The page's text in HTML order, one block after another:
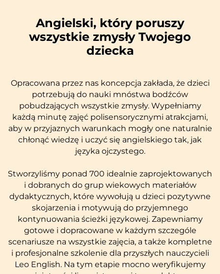
Angielski, który poruszy
wszystkie zmysły Twojego
dziecka
Opracowana przez nas koncepcja zakłada, że dzieci
potrzebują do nauki mnóstwa bodźców
pobudzających wszystkie zmysły. Wypełniamy
każdą minutę zajęć polisensorycznymi atrakcjami,
aby w przyjaznych warunkach mogły one naturalnie
chłonąć wiedzę i uczyć się angielskiego tak, jak
języka ojczystego.
Stworzyliśmy ponad 700 idealnie zaprojektowanych
i dobranych do grup wiekowych materiałów
dydaktycznych, które wywołują u dzieci pozytywne
skojarzenia i motywują do przyjemnego
kontynuowania ścieżki językowej. Zapewniamy
gotowe i dopracowane w każdym szczególe
scenariusze na wszystkie zajęcia, a także kompletne
i profesjonalne szkolenie dla przyszłych nauczycieli
Leo English. Na tym etapie mocno weryfikujemy